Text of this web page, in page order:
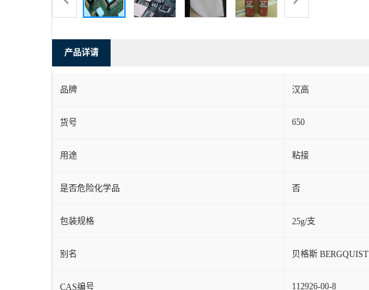
产品详请
品牌 汉高
货号 650
用途 粘接
是否危险化学品 否
包装规格 25g/支
别名 贝格斯 BERGQUIST
CAS编号 112926-00-8